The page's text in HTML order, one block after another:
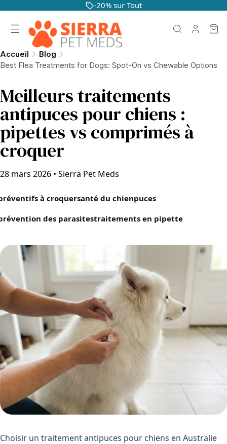
-20% sur Tout
Accueil
Blog
Best Flea Treatments for Dogs: Spot-On vs Chewable Options
Meilleurs traitements
antipuces pour chiens :
pipettes vs comprimés à
croquer
28 mars 2026 • Sierra Pet Meds
à croquersanté du chienpuces
des parasitestraitements en pipette
Choisir un traitement antipuces pour chiens en Australie